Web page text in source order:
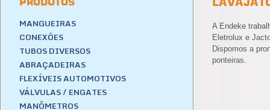
PRODUTOS
MANGUEIRAS
CONEXÕES
TUBOS DIVERSOS
ABRAÇADEIRAS
FLEXÍVEIS AUTOMOTIVOS
VÁLVULAS / ENGATES
MANÔMETROS
A Endeke
Eletrolux e
Dispomos a
ponteiras.